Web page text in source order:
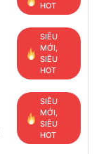
HOT
SIÊU
MỚI,
SIÊU
HOT
SIÊU
MỚI,
SIÊU
HOT